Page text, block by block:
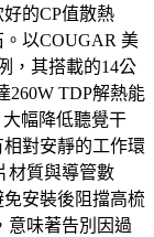
的CP值散熱
以COUGAR 美
，其搭載的14公
260W TDP解熱能
幅降低聽覺干
對安靜的工作環
材質與導管數
安裝後阻擋高梳
意味著告別因過